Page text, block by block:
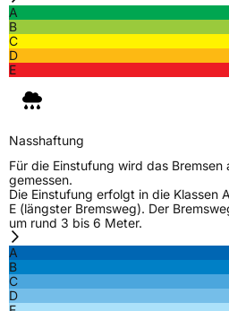
A
B
C
D
E
Nasshaftung
Für die Einstufung wird das Bremsen
gemessen.
Die Einstufung erfolgt in die Klassen
E (längster Bremsweg). Der
um rund 3 bis 6 Meter.
A
B
C
D